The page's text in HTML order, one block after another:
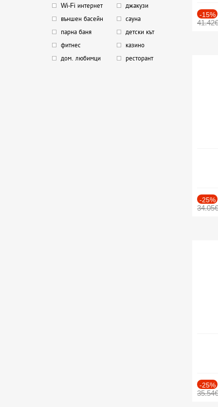
Wi-Fi интернет
джакузи
външен басейн
сауна
парна баня
детски кът
фитнес
казино
дом. любимци
ресторант
-15%
41.42€
-25%
34.05€
-25%
35.54€